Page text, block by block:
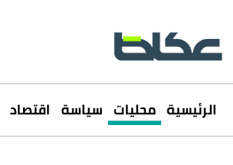
الرئيسية محليات سياسة اقتصاد